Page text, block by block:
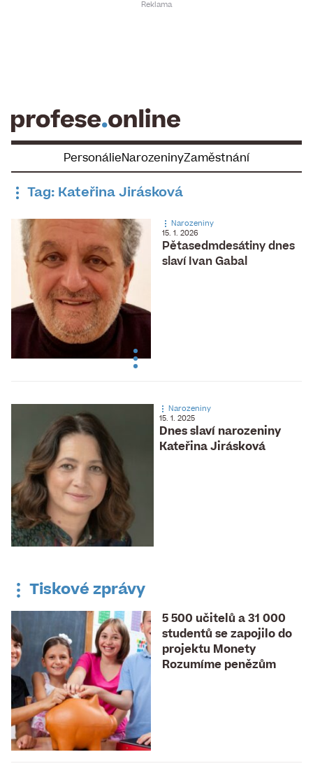
PersonálieNarozeninyZaměstnání
Tag: Kateřina Jirásková
Pětasedmdesátiny dnes
slaví Ivan Gabal
Narozeniny
15. 1. 2026
Dnes slaví narozeniny
Kateřina Jirásková
Narozeniny
15. 1. 2025
Tiskové zprávy
5 500 učitelů a 31 000
studentů se zapojilo do
projektu Monety
Rozumíme penězům